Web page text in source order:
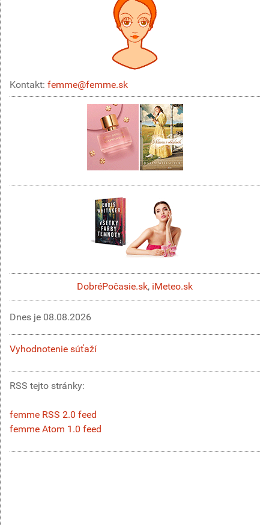
Kontakt: femme@femme.sk
DobréPočasie.sk, iMeteo.sk
Dnes je 08.08.2026
Vyhodnotenie súťaží
RSS tejto stránky:
femme RSS 2.0 feed
femme Atom 1.0 feed